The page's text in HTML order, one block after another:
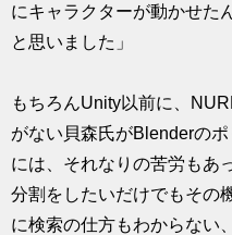
にキャラクターが動かせた
と思いました」
もちろんUnity以前に、
がない貝森氏がBlenderの
には、それなりの苦労もあ
分割をしたいだけでもその
に検索の仕方もわからない